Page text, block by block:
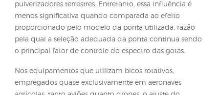
gotas, as bulas também apresentam outros
relacionados à tecnologia de aplicação, com
para as faixas de segurança que indicam as
mínimas em que a aplicação do produto deve ser
sensíveis.